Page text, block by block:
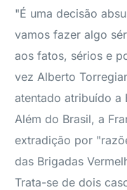
"É uma decisão
vamos fazer algo
aos fatos, sérios e
vez Alberto
atentado atribuído a
Além do Brasil, a
extradição por
das Brigadas
Trata-se de dois